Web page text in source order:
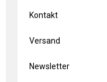
Kontakt
Versand
Newsletter